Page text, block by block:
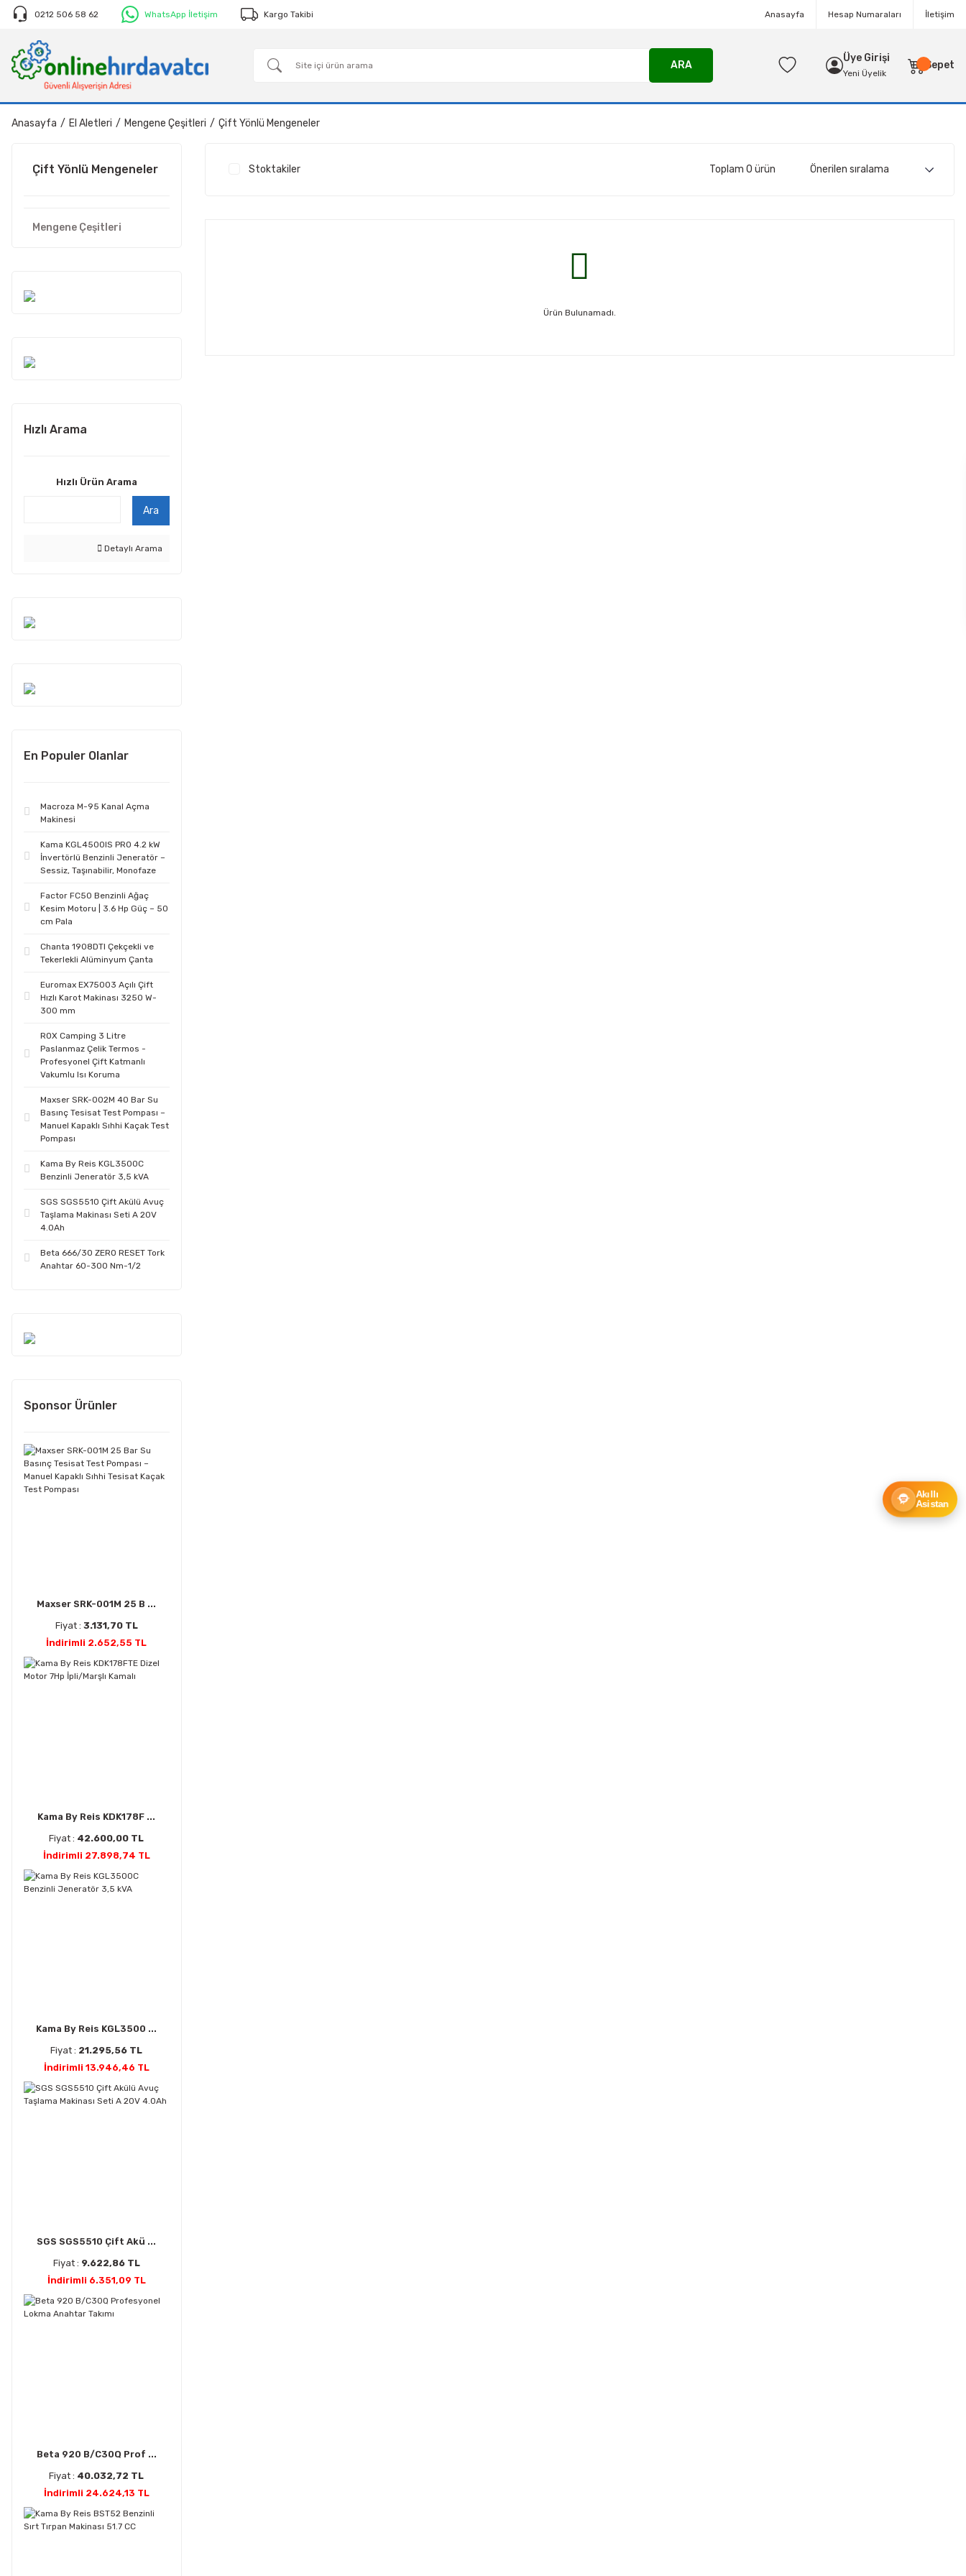
0212 506 58 62 WhatsApp İletişim Kargo Takibi Anasayfa Hesap Numaraları İletişim
ARA
Üye Girişi
Yeni Üyelik
Sepet
Anasayfa El Aletleri Mengene Çeşitleri Çift Yönlü Mengeneler
Çift Yönlü Mengeneler
Mengene Çeşitleri
Hızlı Arama
Hızlı Ürün Arama
Ara
Detaylı Arama
En Populer Olanlar
Macroza M-95 Kanal Açma
Makinesi
Kama KGL4500IS PRO 4.2 kW
İnvertörlü Benzinli Jeneratör –
Sessiz, Taşınabilir, Monofaze
Factor FC50 Benzinli Ağaç
Kesim Motoru | 3.6 Hp Güç – 50
cm Pala
Chanta 1908DTI Çekçekli ve
Tekerlekli Alüminyum Çanta
Euromax EX75003 Açılı Çift
Hızlı Karot Makinası 3250 W-
300 mm
ROX Camping 3 Litre
Paslanmaz Çelik Termos -
Profesyonel Çift Katmanlı
Vakumlu Isı Koruma
Maxser SRK-002M 40 Bar Su
Basınç Tesisat Test Pompası –
Manuel Kapaklı Sıhhi Kaçak Test
Pompası
Kama By Reis KGL3500C
Benzinli Jeneratör 3,5 kVA
SGS SGS5510 Çift Akülü Avuç
Taşlama Makinası Seti A 20V
4.0Ah
Beta 666/30 ZERO RESET Tork
Anahtar 60-300 Nm-1/2
Sponsor Ürünler
Maxser SRK-001M 25 B ...
Fiyat : 3.131,70 TL
İndirimli 2.652,55 TL
Kama By Reis KDK178F ...
Fiyat : 42.600,00 TL
İndirimli 27.898,74 TL
Kama By Reis KGL3500 ...
Fiyat : 21.295,56 TL
İndirimli 13.946,46 TL
SGS SGS5510 Çift Akü ...
Fiyat : 9.622,86 TL
İndirimli 6.351,09 TL
Beta 920 B/C30Q Prof ...
Fiyat : 40.032,72 TL
İndirimli 24.624,13 TL
Stoktakiler Toplam 0 ürün
Ürün Bulunamadı.
Akıllı
Asistan